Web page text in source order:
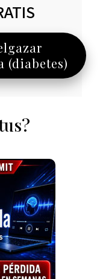
(diabetes)